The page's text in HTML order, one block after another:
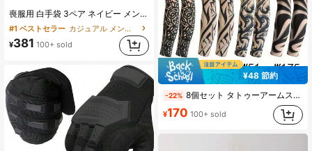
喪服用 白手袋 3ペア ネイビー メンズ 葬儀 正装 ナイロン ユニフォーム コスプレ 正装 タキシード ガード パーティー用品
#1 ベストセラー
カジュアル メンズフルフィンガーグローブ
¥381 100+ sold
¥48 節約
-22% 8個セット タトゥーアームスリーブ - シームレス、通気性のある アームスリーブ 乗り物運転時に、日よけ 冷却効果のナイロン生地スリーブ 偽タトゥー アームウォーマー 秋冬コーデ ハロウィンコスチューム ブラックアームスリーブ メンズギフト
¥170 100+ sold